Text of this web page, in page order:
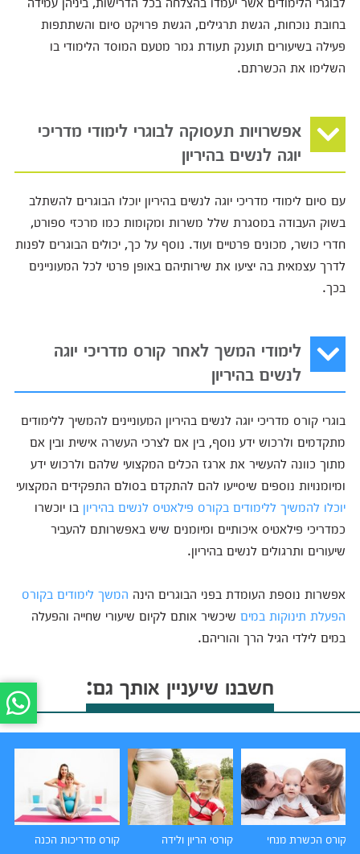
בחובת נוכחות, הגשת תרגילים, הגשת פרויקט סיום והשתתפות
פעילה בשיעורים תוענק תעודת גמר מטעם המוסד הלימודי בו
השלימו את הכשרתם.
אפשרויות תעסוקה לבוגרי לימודי מדריכי
יוגה לנשים בהיריון
עם סיום לימודי מדריכי יוגה לנשים בהיריון יוכלו הבוגרים להשתלב
בשוק העבודה במסגרת שלל משרות ומקומות כמו מרכזי ספורט,
חדרי כושר, מכונים פרטיים ועוד. נוסף על כך, יכולים הבוגרים לפנות
לדרך עצמאית בה יציעו את שירותיהם באופן פרטי לכל המעוניינים
בכך.
לימודי המשך לאחר קורס מדריכי יוגה
לנשים בהיריון
בוגרי קורס מדריכי יוגה לנשים בהיריון המעוניינים להמשיך ללימודים
מתקדמים ולרכוש ידע נוסף, בין אם לצרכי העשרה אישית ובין אם
מתוך כוונה להעשיר את ארגז הכלים המקצועי שלהם ולרכוש ידע
ומיומנויות נוספים שיסייעו להם להתקדם בסולם התפקידים המקצועי
יוכלו להמשיך ללימודים בקורס פילאטיס לנשים בהיריון בו יוכשרו
כמדריכי פילאטיס איכותיים ומיומנים שיש באפשרותם להעביר
שיעורים ותרגולים לנשים בהיריון.
אפשרות נוספת העומדת בפני הבוגרים הינה המשך לימודים בקורס
הפעלת תינוקות במיםשיכשיר אותם לקיום שיעורי שחייה והפעלה
במים לילדי הגיל הרך והוריהם.
חשבנו שיעניין אותך גם:
קורס הכשרת מנחי
קורסי הריון ולידה
קורס מדריכות הכנה